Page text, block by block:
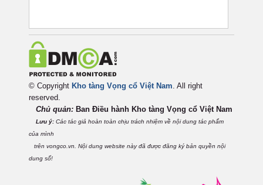
© Copyright Kho tàng Vọng cổ Việt Nam. All right
reserved.
Chủ quản: Ban Điều hành Kho tàng Vọng cổ Việt Nam
Lưu ý: Các tác giả hoàn toàn chịu trách nhiệm về nội dung tác phẩm
của mình
trên vongco.vn. Nội dung website này đã được đăng ký bản quyền nội
dung số!